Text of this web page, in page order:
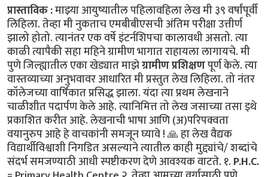
प्रास्ताविक :माझ्या आयुष्यातील पहिलावहिला लेख मी ३९ वर्षांपूर्वी
लिहिला. तेव्हा मी नुकताच एमबीबीएसची अंतिम परीक्षा उत्तीर्ण
झालो होतो. त्यानंतर एक वर्षे इंटर्नशिपचा कालावधी असतो. त्या
काळी त्यापैकी सहा महिने ग्रामीण भागात राहायला लागायचे. मी
पुणे जिल्ह्यातील एका खेड्यात माझेग्रामीण प्रशिक्षणपूर्ण केले. त्या
वास्तव्याच्या अनुभवावर आधारित मी प्रस्तुत लेख लिहिला. तो नंतर
कॉलेजच्या वार्षिकात प्रसिद्ध झाला. यंदा त्या प्रथम लेखनाने
चाळीशीत पदार्पण केले आहे. त्यानिमित्त तो लेख जसाच्या तसा इथे
प्रकाशित करीत आहे. लेखनाची भाषा आणि (अ)परिपक्वता
वयानुरुप आहे हे वाचकांनी समजून घ्यावे ! 🙏 हा लेख वैद्यक
विद्यार्थीविश्वाशी निगडित असल्याने त्यातील काही मुद्द्यांचे/ शब्दांचे
संदर्भ समजण्याठी आधी स्पष्टीकरण देणे आवश्यक वाटते. १.P.H.C.